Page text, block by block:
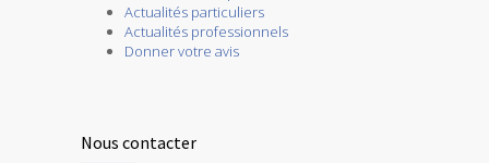
Actualités particuliers
Actualités professionnels
Donner votre avis
Nous contacter